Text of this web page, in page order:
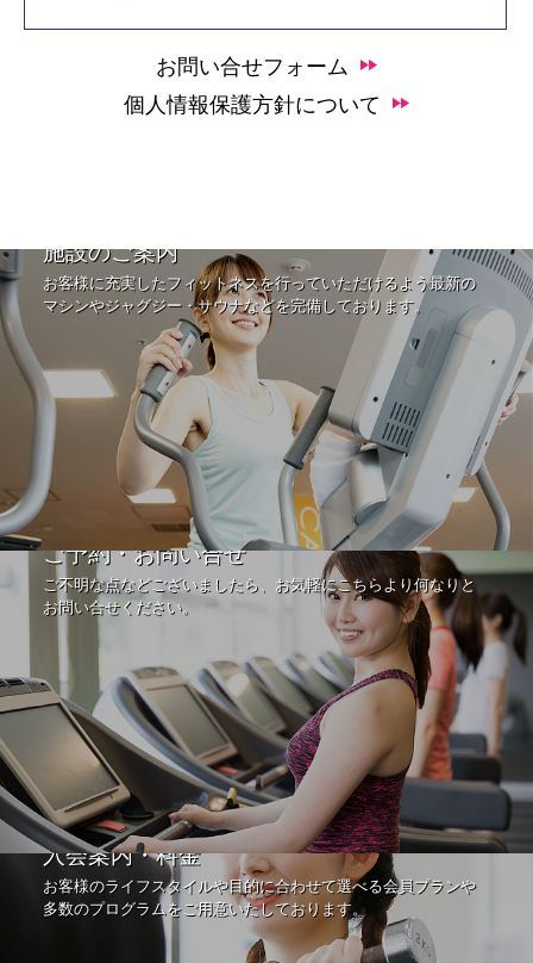
お問い合せフォーム
個人情報保護方針について
施設のご案内
お客様に充実したフィットネスを行っていただけるよう最新の
マシンやジャグジー・サウナなどを完備しております。
ご予約・お問い合せ
ご不明な点などございましたら、お気軽にこちらより何なりと
お問い合せください。
入会案内・料金
お客様のライフスタイルや目的に合わせて選べる会員プランや
多数のプログラムをご用意いたしております。